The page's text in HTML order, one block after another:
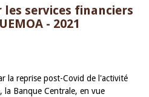
services financiers
- 2021
la reprise post-Covid de l'activité
la Banque Centrale, en vue